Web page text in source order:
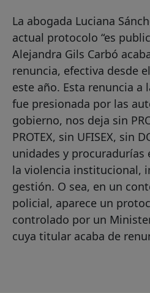
La abogada Luciana
actual protocolo “es
Alejandra Gils Carbó
renuncia, efectiva desde
este año. Esta renuncia a
fue presionada por las
gobierno, nos deja sin
PROTEX, sin UFISEX, sin
unidades y procuradurías
la violencia institucional,
gestión. O sea, en un
policial, aparece un
controlado por un
cuya titular acaba de